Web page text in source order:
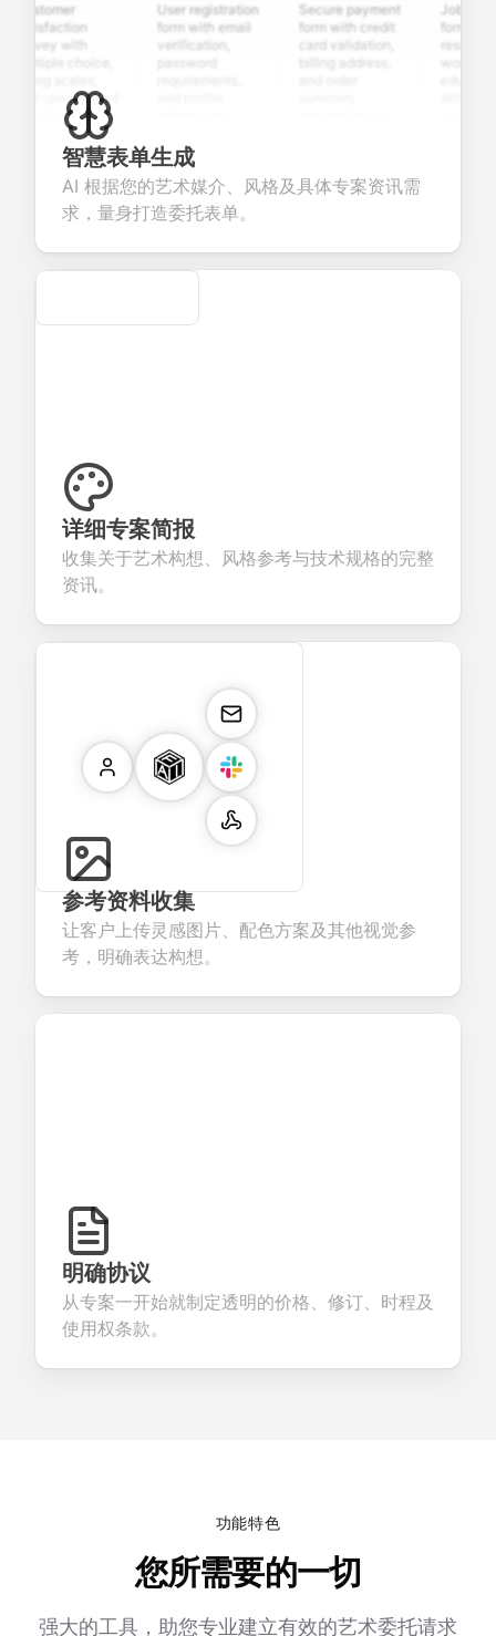
with
open-ended
to
valuable
about
products or
User registration
form with email
verification,
seamless
account
creation.
Secure payment
form with credit
card validation,
Job
form with
resume
candidate
智慧表单生成
AI 根据您的艺术媒介、风格及具体专案资讯需
求，量身打造委托表单。
Secure
详细专案简报
收集关于艺术构想、风格参考与技术规格的完整
资讯。
参考资料收集
让客户上传灵感图片、配色方案及其他视觉参
考，明确表达构想。
明确协议
从专案一开始就制定透明的价格、修订、时程及
使用权条款。
功能特色
您所需要的一切
强大的工具，助您专业建立有效的艺术委托请求